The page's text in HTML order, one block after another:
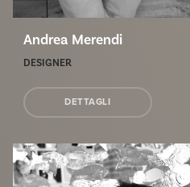
Andrea Merendi
DESIGNER
DETTAGLI